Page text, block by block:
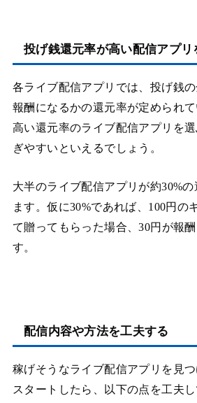
投げ銭還元率が高い配信アプリ
各ライブ配信アプリでは、投げ銭
報酬になるかの還元率が定められて
高い還元率のライブ配信アプリを
ぎやすいといえるでしょう。
大半のライブ配信アプリが約30%
ます。仮に30%であれば、100円の
て贈ってもらった場合、30円が報
す。
配信内容や方法を工夫する
稼げそうなライブ配信アプリを見
スタートしたら、以下の点を工夫し